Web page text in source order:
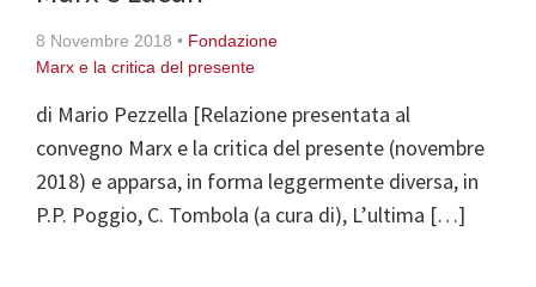
8 Novembre 2018 • Fondazione
Marx e la critica del presente
di Mario Pezzella [Relazione presentata al
convegno Marx e la critica del presente (novembre
2018) e apparsa, in forma leggermente diversa, in
P.P. Poggio, C. Tombola (a cura di), L’ultima […]